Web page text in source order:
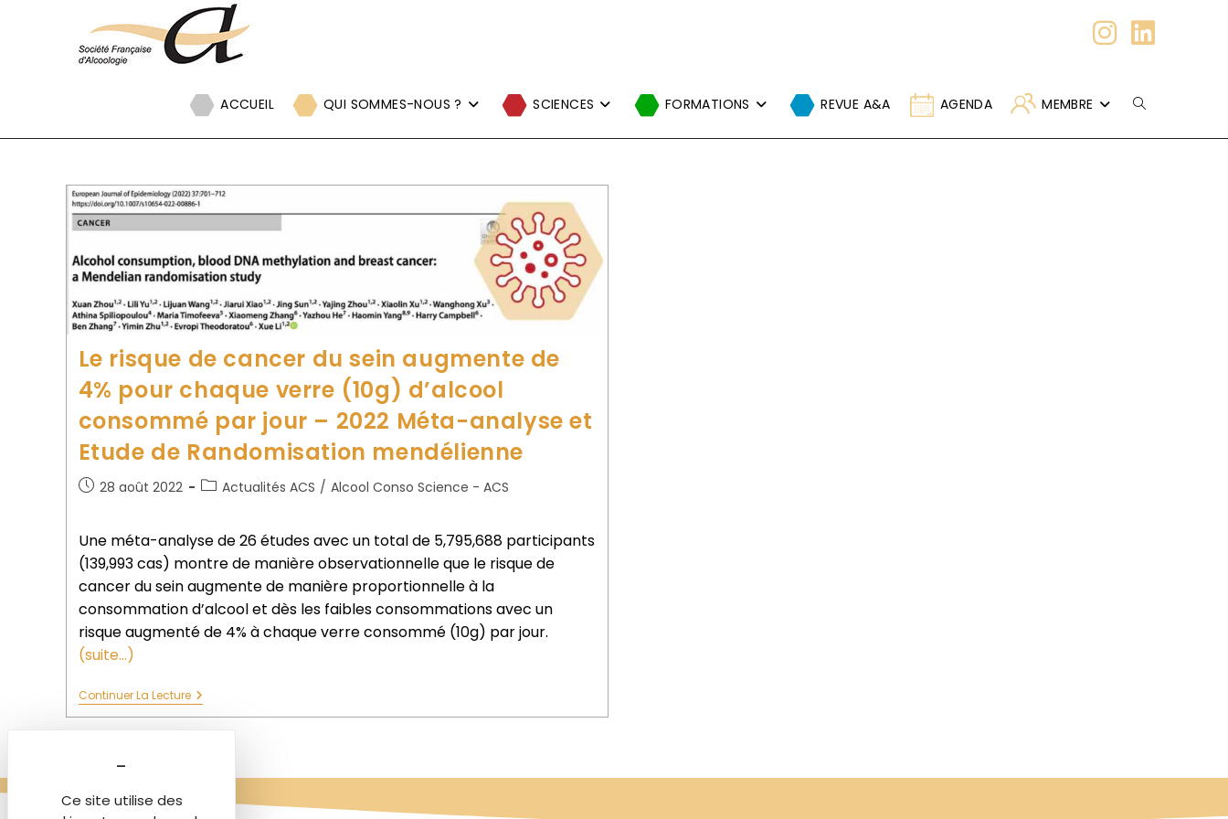
Panneau de gestion des cookies
Ce site utilise des
ACCUEIL QUI SOMMES-NOUS ? SCIENCES FORMATIONS REVUE A&A AGENDA MEMBRE
Le risque de cancer du sein augmente de
4% pour chaque verre (10g) d’alcool
consommé par jour – 2022 Méta-analyse et
Etude de Randomisation mendélienne
28 août 2022 Actualités ACS / Alcool Conso Science - ACS
Une méta-analyse de 26 études avec un total de 5,795,688 participants
(139,993 cas) montre de manière observationnelle que le risque de
cancer du sein augmente de manière proportionnelle à la
consommation d’alcool et dès les faibles consommations avec un
risque augmenté de 4% à chaque verre consommé (10g) par jour.
(suite…)
Continuer La Lecture